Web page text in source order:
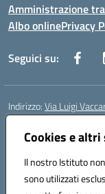
Cookies e
Il nostro Istituto
sono utilizzati
Amministrazione
Albo onlinePrivacy
Seguici su:
Indirizzo:Via Luigi
Centralino:
Posta elettronica
Codice fiscale:
Codice meccanografico:
Codice Indice delle